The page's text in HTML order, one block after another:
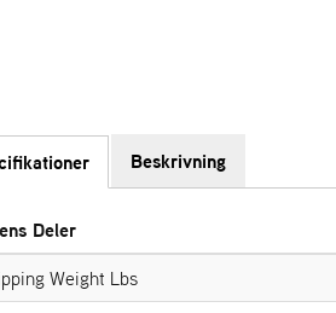
Beskrivning
Deler
Weight Lbs